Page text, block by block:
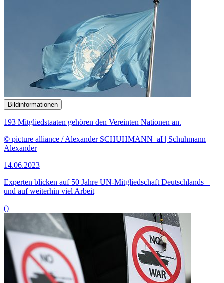
Bildinformationen
193 Mitgliedstaaten gehören den Vereinten Nationen an.
© picture alliance / Alexander SCHUHMANN_aI | Schuhmann
Alexander
14.06.2023
Experten blicken auf 50 Jahre UN-Mitgliedschaft Deutschlands –
und auf weiterhin viel Arbeit
()